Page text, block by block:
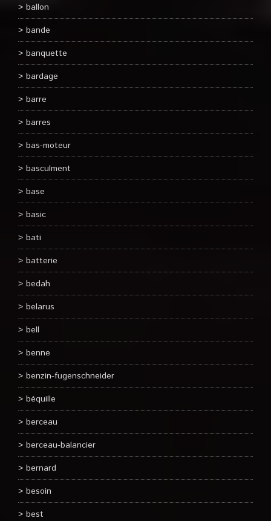
ballon
bande
banquette
bardage
barre
barres
bas-moteur
basculment
base
basic
bati
batterie
bedah
belarus
bell
benne
benzin-fugenschneider
béquille
berceau
berceau-balancier
bernard
besoin
best